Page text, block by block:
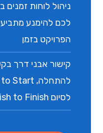
ניהול לוחות
לכם להימנע
הפרויקט בזמן
לסיום Finish to Finish)